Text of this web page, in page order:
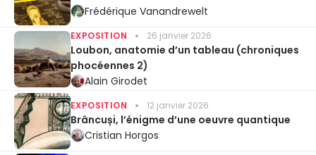
Frédérique Vanandrewelt
EXPOSITION 26 janvier 2026
Loubon, anatomie d’un tableau (chroniques
phocéennes 2)
Alain Girodet
EXPOSITION 12 janvier 2026
Brâncuși, l’énigme d’une oeuvre quantique
Cristian Horgos